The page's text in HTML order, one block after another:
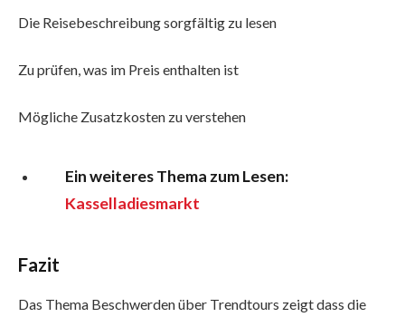
Die Reisebeschreibung sorgfältig zu lesen
Zu prüfen, was im Preis enthalten ist
Mögliche Zusatzkosten zu verstehen
Ein weiteres Thema zum Lesen:
Kasselladiesmarkt
Fazit
Das Thema Beschwerden über Trendtours zeigt dass die